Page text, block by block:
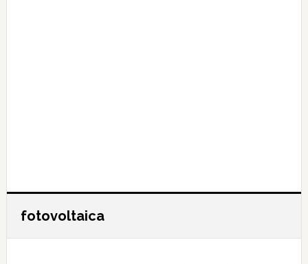
fotovoltaica